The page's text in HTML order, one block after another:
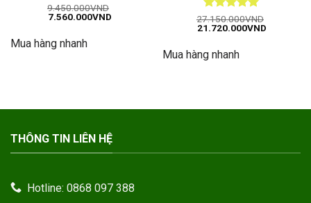
Được xếp
hạng55
9.450.000VND
Giá
9.450.000VND.
7.560.000VNDGiá
7.560.000VND.
Mua hàng nhanh
Được xếp
hạng55
27.150.000VND
Giá
27.150.000VND.
21.720.000VNDGiá
Mua hàng nhanh
THÔNG TIN LIÊN HỆ
Hotline: 0868 097 388